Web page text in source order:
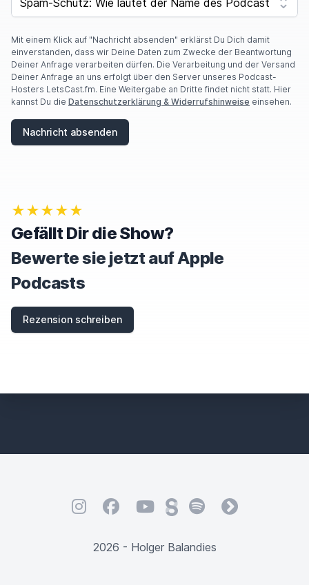
O
A
R
E
A
H
U
R
E
T
H
I
S
F
E
Mit einem Klick auf "Nachricht absenden" erklärst Du Dich damit
einverstanden, dass wir Deine Daten zum Zwecke der Beantwortung
Deiner Anfrage verarbeiten dürfen. Die Verarbeitung und der Versand
Deiner Anfrage an uns erfolgt über den Server unseres Podcast-
Hosters LetsCast.fm. Eine Weitergabe an Dritte findet nicht statt. Hier
kannst Du die Datenschutzerklärung & Widerrufshinweise einsehen.
Nachricht absenden
★★★★★
Gefällt Dir die Show?
Bewerte sie jetzt auf Apple
Podcasts
Rezension schreiben
InstagramFacebookYouTubeSteadySpotifyfyyd
2026 - Holger Balandies